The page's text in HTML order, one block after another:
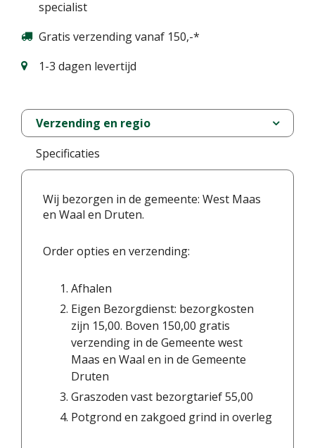
specialist
Gratis verzending vanaf 150,-*
1-3 dagen levertijd
Verzending en regio
Specificaties
Wij bezorgen in de gemeente: West Maas
en Waal en Druten.
Order opties en verzending:
Afhalen
Eigen Bezorgdienst: bezorgkosten
zijn 15,00. Boven 150,00 gratis
verzending in de Gemeente west
Maas en Waal en in de Gemeente
Druten
Graszoden vast bezorgtarief 55,00
Potgrond en zakgoed grind in overleg